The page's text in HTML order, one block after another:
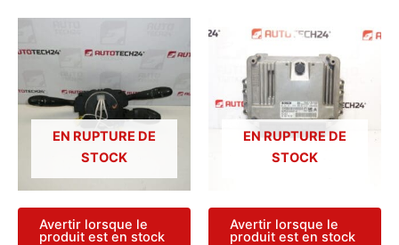
EN RUPTURE DE
STOCK
Avertir lorsque le
produit est en stock
EN RUPTURE DE
STOCK
Avertir lorsque le
produit est en stock